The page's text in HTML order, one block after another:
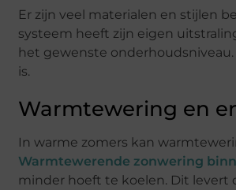
Er zijn veel materialen en stijlen
systeem heeft zijn eigen
het gewenste
is.
Warmtewering en
In warme zomers kan
Warmtewerende zonwering
minder hoeft te koelen. Dit